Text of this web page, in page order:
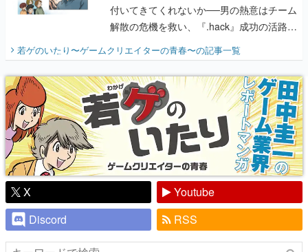
付いてきてくれないか──男の熱意はチーム
解散の危機を救い、『.hack』成功の活路を
『少年ジャンプ』色だった【若ゲのいた
り】
若ゲのいたり〜ゲームクリエイターの青春〜の記事一覧
X
Youtube
Discord
RSS